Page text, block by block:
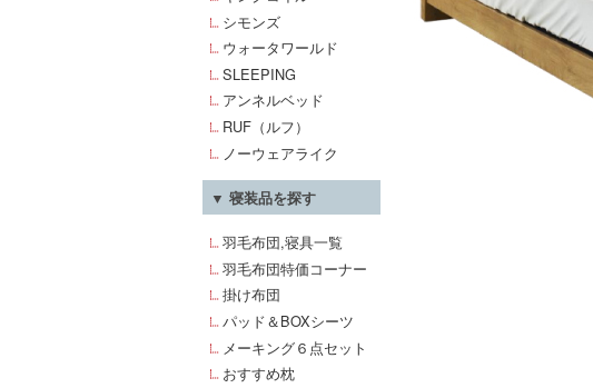
シモンズ
ウォータワールド
SLEEPING
アンネルベッド
RUF（ルフ）
ノーウェアライク
▼ 寝装品を探す
羽毛布団,寝具一覧
羽毛布団特価コーナー
掛け布団
パッド＆BOXシーツ
メーキング６点セット
おすすめ枕